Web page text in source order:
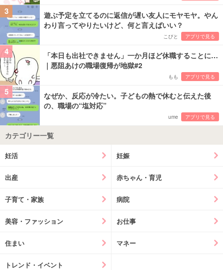
3
遊ぶ予定を立てるのに返信が遅い友人にモヤモヤ。やん
わり言ってやりたいけど、何と言えばいい？
こびと アプリで見る
4
「本日も出社できません」一か月ほど休職することに…
｜悪阻あけの職場復帰が地獄#2
もも アプリで見る
5
なぜか、反応が冷たい。子どもの熱で休むと伝えた後
の、職場の“塩対応”
ume アプリで見る
カテゴリー一覧
妊活 妊娠
出産 赤ちゃん・育児
子育て・家族 病院
美容・ファッション お仕事
住まい マネー
トレンド・イベント